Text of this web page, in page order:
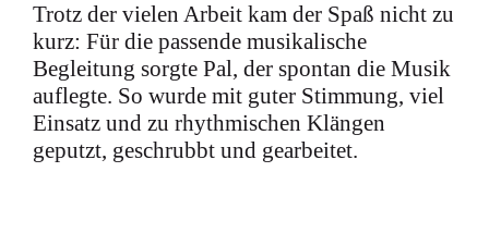
Trotz der vielen Arbeit kam der Spaß nicht zu
kurz: Für die passende musikalische
Begleitung sorgte Pal, der spontan die Musik
auflegte. So wurde mit guter Stimmung, viel
Einsatz und zu rhythmischen Klängen
geputzt, geschrubbt und gearbeitet.